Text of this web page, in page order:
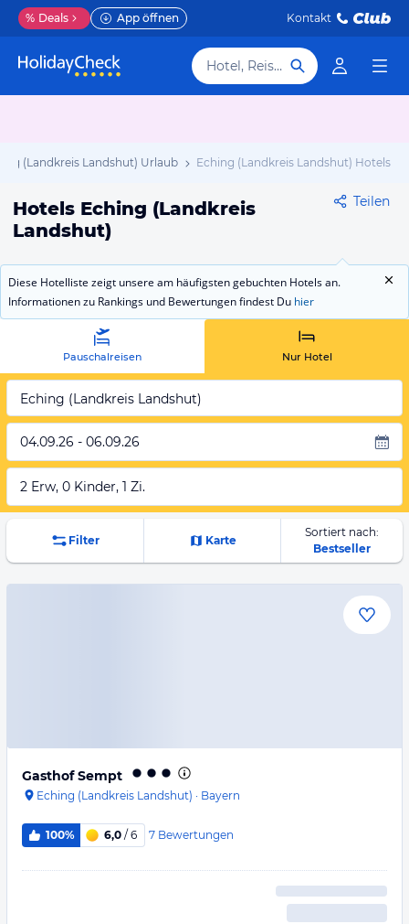
% Deals App öffnen Kontakt
Hotel, Reiseziel
(Landkreis Landshut) Urlaub Eching (Landkreis Landshut) Hotels
Hotels Eching (Landkreis
Landshut)
Teilen
Diese Hotelliste zeigt unsere am häufigsten gebuchten Hotels an.
Informationen zu Rankings und Bewertungen findest Du hier
Pauschalreisen Nur Hotel
Eching (Landkreis Landshut)
04.09.26 - 06.09.26
2 Erw, 0 Kinder, 1 Zi.
Filter Karte
Sortiert nach:
Bestseller
Gasthof Sempt
Eching (Landkreis Landshut) · Bayern
100% 6,0 / 6 7 Bewertungen